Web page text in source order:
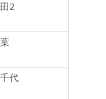
2
代